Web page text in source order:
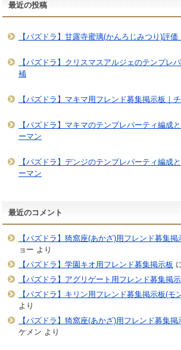
最近の投稿
【パズドラ】甘露寺蜜璃(かんろじみつり)評
【パズドラ】クリスマスアルジェのテンプレ
補
【パズドラ】マキマ用フレンド募集掲示板｜
【パズドラ】マキマのテンプレパーティ編成
ーマン
【パズドラ】デンジのテンプレパーティ編成
ーマン
最近のコメント
【パズドラ】猗窩座(あかざ)用フレンド募集掲
ョー より
【パズドラ】学園キオ用フレンド募集掲示板
【パズドラ】アグリゲート用フレンド募集掲
【パズドラ】キリン用フレンド募集掲示板(モ
より
【パズドラ】猗窩座(あかざ)用フレンド募集掲
ケメン より